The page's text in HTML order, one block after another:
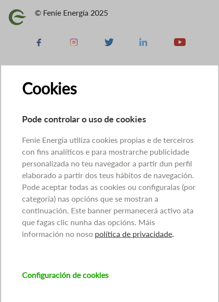
Imaxe © Feníe Energía 2025
Facebook Instagram X Linkedin Youtube
Cookies
Pode controlar o uso de cookies
Feníe Energía utiliza cookies propias e de terceiros
con fins analíticos e para mostrarche publicidade
personalizada no teu navegador a partir dun perfil
elaborado a partir dos teus hábitos de navegación.
Pode aceptar todas as cookies ou configuralas (por
categoría) nas opcións que se mostran a
continuación. Este banner permanecerá activo ata
que fagas clic nunha das opcións. Máis
información no noso política de privacidade.
Configuración de cookies